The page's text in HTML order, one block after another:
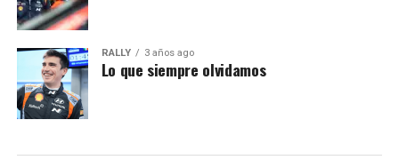
RALLY 3 años ago
Lo que siempre olvidamos